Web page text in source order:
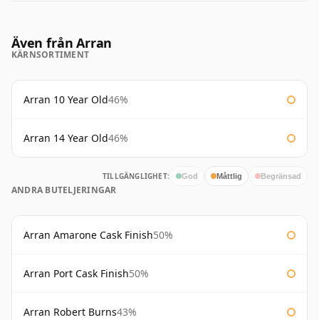
Även från Arran
KÄRNSORTIMENT
Arran 10 Year Old46%
Arran 14 Year Old46%
TILLGÄNGLIGHET: God Måttlig Begränsad
ANDRA BUTELJERINGAR
Arran Amarone Cask Finish50%
Arran Port Cask Finish50%
Arran Robert Burns43%